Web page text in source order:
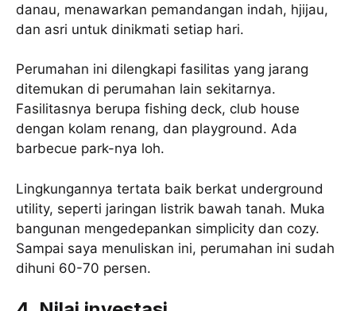
danau, menawarkan pemandangan indah, hjijau,
dan asri untuk dinikmati setiap hari.
Perumahan ini dilengkapi fasilitas yang jarang
ditemukan di perumahan lain sekitarnya.
Fasilitasnya berupa fishing deck, club house
dengan kolam renang, dan playground. Ada
barbecue park-nya loh.
Lingkungannya tertata baik berkat underground
utility, seperti jaringan listrik bawah tanah. Muka
bangunan mengedepankan simplicity dan cozy.
Sampai saya menuliskan ini, perumahan ini sudah
dihuni 60-70 persen.